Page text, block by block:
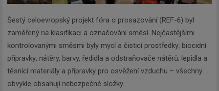
Šestý celoevropský projekt fóra o prosazování (REF-6) byl
zaměřený na klasifikaci a označování směsí. Nejčastějšími
kontrolovanými směsmi byly mycí a čisticí prostředky; biocidní
přípravky; nátěry, barvy, ředidla a odstraňovače nátěrů; lepidla a
těsnící materiály a přípravky pro osvěžení vzduchu – všechny
obvykle obsahují nebezpečné složky.